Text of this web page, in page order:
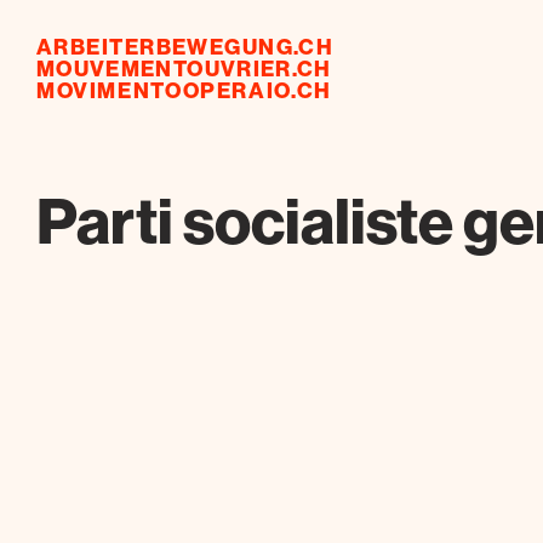
ARBEITERBEWEGUNG.CH
MOUVEMENTOUVRIER.CH
MOVIMENTOOPERAIO.CH
Parti socialiste